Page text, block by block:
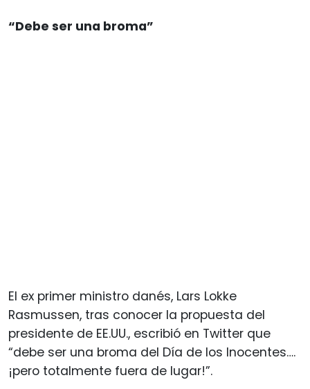
“Debe ser una broma”
El ex primer ministro danés, Lars Lokke
Rasmussen, tras conocer la propuesta del
presidente de EE.UU., escribió en Twitter que
“debe ser una broma del Día de los Inocentes….
¡pero totalmente fuera de lugar!”.